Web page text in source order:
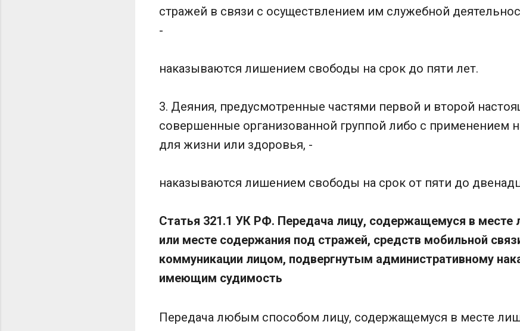
стражей в связи с осуществлением им служебной
-
наказываются лишением свободы на срок до пяти лет.
3. Деяния, предусмотренные частями первой и второй
совершенные организованной группой либо с применением
для жизни или здоровья, -
наказываются лишением свободы на срок от пяти до
Статья 321.1 УК РФ. Передача лицу, содержащемуся в месте
или месте содержания под стражей, средств мобильной
коммуникации лицом, подвергнутым административному
имеющим судимость
Передача любым способом лицу, содержащемуся в месте